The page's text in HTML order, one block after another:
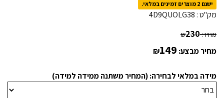
ישנם 2 מוצרים זמינים במלאי.
מק"ט : 4D9QUOLG38
מחיר: ₪230
מחיר מבצע: ₪149
מידה במלאי לבחירה: (המחיר משתנה ממידה למידה)